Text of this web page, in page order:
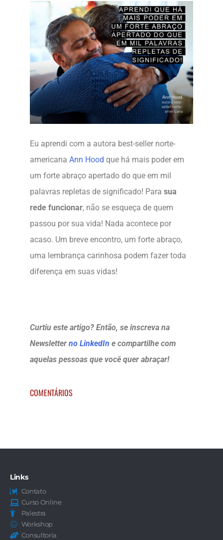
Eu aprendi com a autora best-seller norte-
americana Ann Hood que há mais poder em
um forte abraço apertado do que em mil
palavras repletas de significado! Para sua
rede funcionar, não se esqueça de quem
passou por sua vida! Nada acontece por
acaso. Um breve encontro, um forte abraço,
uma lembrança carinhosa podem fazer toda
diferença em suas vidas!
Curtiu este artigo? Então, se inscreva na
Newsletter no LinkedIn e compartilhe com
aquelas pessoas que você quer abraçar!
COMENTÁRIOS
Links
Contato
Curso Online
Palestra
Workshop
Consultoria